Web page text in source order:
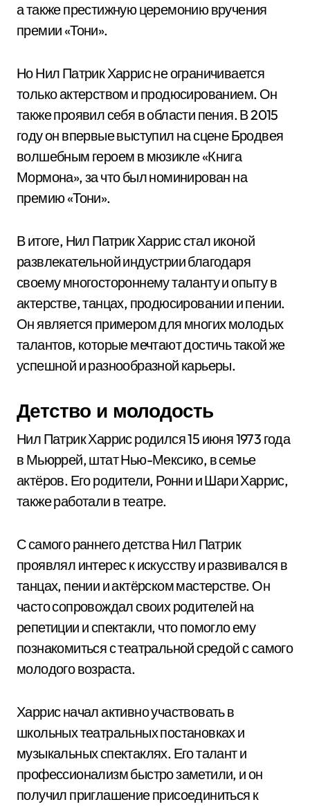
а также престижную церемонию вручения
премии «Тони».
Но Нил Патрик Харрис не ограничивается
только актерством и продюсированием. Он
также проявил себя в области пения. В 2015
году он впервые выступил на сцене Бродвея
волшебным героем в мюзикле «Книга
Мормона», за что был номинирован на
премию «Тони».
В итоге, Нил Патрик Харрис стал иконой
развлекательной индустрии благодаря
своему многостороннему таланту и опыту в
актерстве, танцах, продюсировании и пении.
Он является примером для многих молодых
талантов, которые мечтают достичь такой же
успешной и разнообразной карьеры.
Детство и молодость
Нил Патрик Харрис родился 15 июня 1973 года
в Мьюррей, штат Нью-Мексико, в семье
актёров. Его родители, Ронни и Шари Харрис,
также работали в театре.
С самого раннего детства Нил Патрик
проявлял интерес к искусству и развивался в
танцах, пении и актёрском мастерстве. Он
часто сопровождал своих родителей на
репетиции и спектакли, что помогло ему
познакомиться с театральной средой с самого
молодого возраста.
Харрис начал активно участвовать в
школьных театральных постановках и
музыкальных спектаклях. Его талант и
профессионализм быстро заметили, и он
получил приглашение присоединиться к